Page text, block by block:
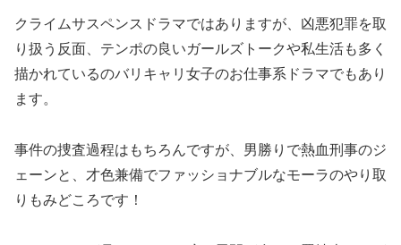
クライムサスペンスドラマではありますが、凶悪犯罪を取
り扱う反面、テンポの良いガールズトークや私生活も多く
描かれているのバリキャリ女子のお仕事系ドラマでもあり
ます。
事件の捜査過程はもちろんですが、男勝りで熱血刑事のジ
ェーンと、才色兼備でファッショナブルなモーラのやり取
りもみどころです！